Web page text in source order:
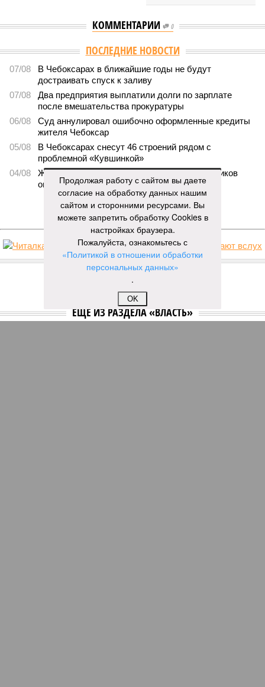
КОММЕНТАРИИ 0
ПОСЛЕДНИЕ НОВОСТИ
07/08
В Чебоксарах в ближайшие годы не будут
достраивать спуск к заливу
07/08
Два предприятия выплатили долги по зарплате
после вмешательства прокуратуры
06/08
Суд аннулировал ошибочно оформленные кредиты
жителя Чебоксар
05/08
В Чебоксарах снесут 46 строений рядом с
проблемной «Кувшинкой»
04/08
Житель Екатеринбурга по указанию мошенников
ограбил квартиру в Чебоксарах
ЕЩЕ НОВОСТИ
НОВОСТИ ПАРТНЕРОВ
Новости smi2.ru
ЕЩЕ ИЗ РАЗДЕЛА «ВЛАСТЬ»
Продолжая работу с сайтом вы даете
согласие на обработку данных нашим
сайтом и сторонними ресурсами. Вы
можете запретить обработку Cookies в
настройках браузера.
Пожалуйста, ознакомьтесь с
«Политикой в отношении обработки
персональных данных»
.
OK